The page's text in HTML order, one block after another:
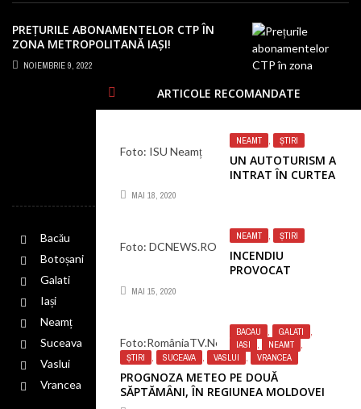
ARTICOLE RECOMANDATE
Foto: ISU Neamț
NEAMT , ȘTIRI
UN AUTOTURISM A
INTRAT ÎN CURTEA
MAI 18, 2020
Foto: DCNEWS.RO
NEAMT , ȘTIRI
INCENDIU
PROVOCAT
MAI 15, 2020
Foto:RomâniaTV.Net
BACAU GALATI
IASI
NEAMT
ȘTIRI
SUCEAVA VASLUI VRANCEA
PROGNOZA METEO PE DOUĂ
SĂPTĂMÂNI, ÎN REGIUNEA MOLDOVEI
PREȚURILE ABONAMENTELOR CTP ÎN
ZONA METROPOLITANĂ IAȘI!
NEMULȚUMIRI PENTRU SUMELE URIAȘE
CERUTE PE BILETE
NOIEMBRIE 9, 2022
SCURTĂTURI
Bacău
Botoșani
Galati
Iași
Neamț
Suceava
Vaslui
Vrancea